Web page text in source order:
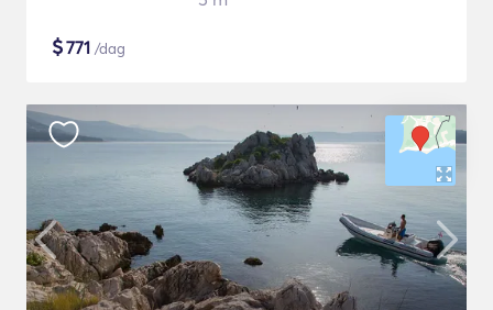
$771 /dag